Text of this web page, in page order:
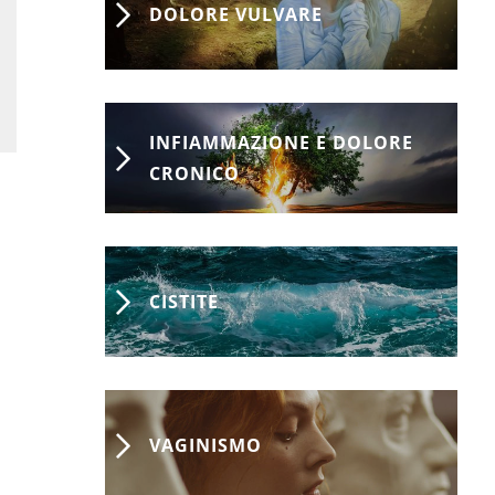
DOLORE VULVARE
INFIAMMAZIONE E DOLORE
CRONICO
CISTITE
VAGINISMO